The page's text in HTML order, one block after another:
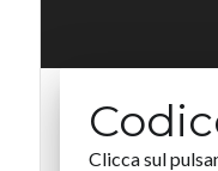
Clicca sul